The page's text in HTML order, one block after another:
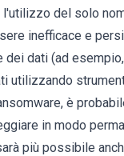
l'utilizzo del solo
inefficace e
dei dati (ad
utilizzando
è
in modo
più possibile